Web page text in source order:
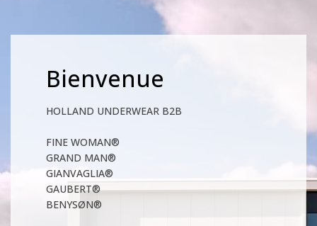
Bienvenue
HOLLAND UNDERWEAR B2B
FINE WOMAN®
GRAND MAN®
GIANVAGLIA®
GAUBERT®
BENYSØN®